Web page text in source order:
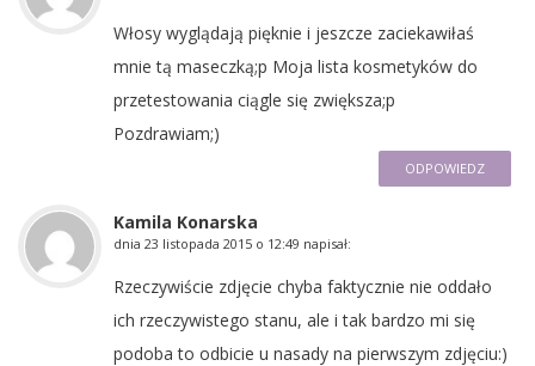
Włosy wyglądają pięknie i jeszcze zaciekawiłaś
mnie tą maseczką;p Moja lista kosmetyków do
przetestowania ciągle się zwiększa;p
Pozdrawiam;)
ODPOWIEDZ
Kamila Konarska
dnia 23 listopada 2015 o 12:49 napisał:
Rzeczywiście zdjęcie chyba faktycznie nie oddało
ich rzeczywistego stanu, ale i tak bardzo mi się
podoba to odbicie u nasady na pierwszym zdjęciu:)